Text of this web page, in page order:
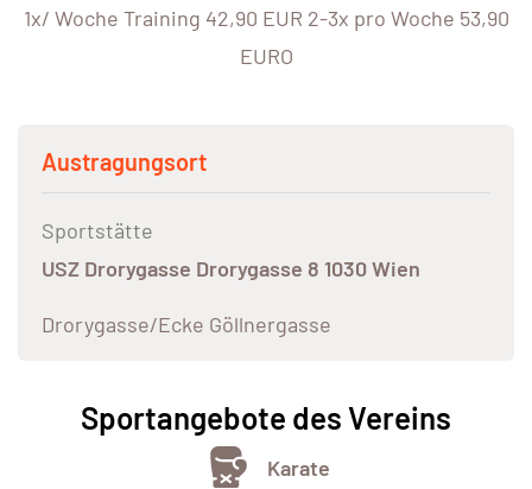
1x/ Woche Training 42,90 EUR 2-3x pro Woche 53,90
EURO
Austragungsort
Sportstätte
USZ Drorygasse Drorygasse 8 1030 Wien
Drorygasse/Ecke Göllnergasse
Sportangebote des Vereins
Karate